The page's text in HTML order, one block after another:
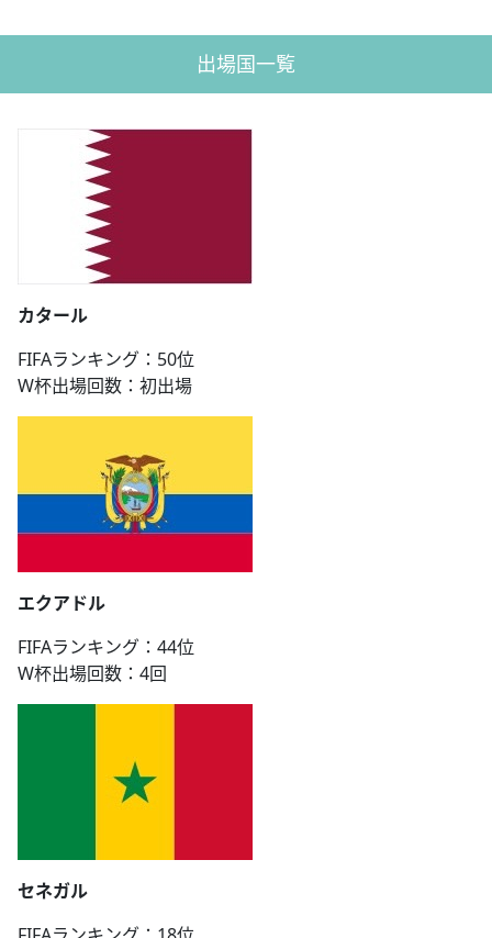
出場国一覧
カタール
FIFAランキング：50位
W杯出場回数：初出場
エクアドル
FIFAランキング：44位
W杯出場回数：4回
セネガル